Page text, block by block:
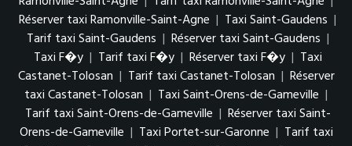
Réserver taxi Ramonville-Saint-Agne | Taxi Saint-Gaudens |
Tarif taxi Saint-Gaudens | Réserver taxi Saint-Gaudens |
Taxi F�y | Tarif taxi F�y | Réserver taxi F�y | Taxi
Castanet-Tolosan | Tarif taxi Castanet-Tolosan | Réserver
taxi Castanet-Tolosan | Taxi Saint-Orens-de-Gameville |
Tarif taxi Saint-Orens-de-Gameville | Réserver taxi Saint-
Orens-de-Gameville | Taxi Portet-sur-Garonne | Tarif taxi